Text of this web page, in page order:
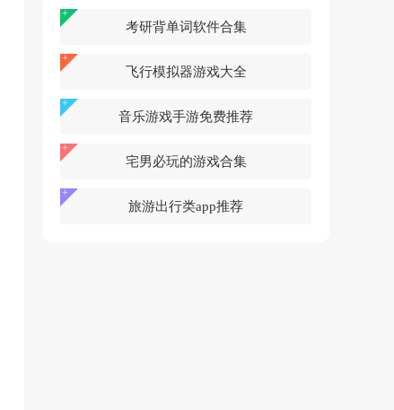
考研背单词软件合集
飞行模拟器游戏大全
音乐游戏手游免费推荐
宅男必玩的游戏合集
旅游出行类app推荐